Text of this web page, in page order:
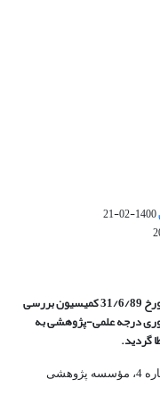
1400-02-21
بررسی
درجه علمی‌-پژوهشیبه
گردید.
آدرس : تهــران، خ نوفل لوشاتو، خ آراکلیان، شماره 4،‌ مؤسسه پژوهشی